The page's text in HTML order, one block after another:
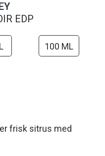
EDP
100 ML
frisk sitrus med